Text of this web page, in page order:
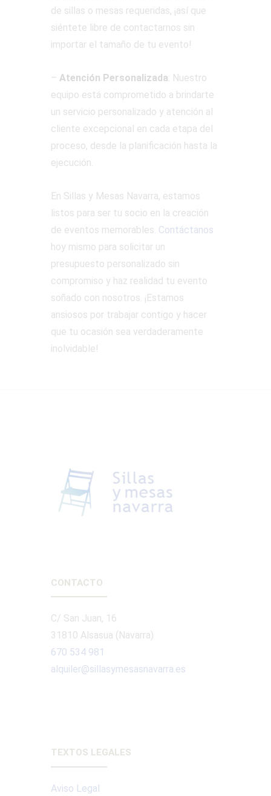
de sillas o mesas requeridas, ¡así que
siéntete libre de contactarnos sin
importar el tamaño de tu evento!
– Atención Personalizada: Nuestro
equipo está comprometido a brindarte
un servicio personalizado y atención al
cliente excepcional en cada etapa del
proceso, desde la planificación hasta la
ejecución.
En Sillas y Mesas Navarra, estamos
listos para ser tu socio en la creación
de eventos memorables. Contáctanos
hoy mismo para solicitar un
presupuesto personalizado sin
compromiso y haz realidad tu evento
soñado con nosotros. ¡Estamos
ansiosos por trabajar contigo y hacer
que tu ocasión sea verdaderamente
inolvidable!
CONTACTO
C/ San Juan, 16
31810 Alsasua (Navarra)
670 534 981
alquiler@sillasymesasnavarra.es
TEXTOS LEGALES
Aviso Legal